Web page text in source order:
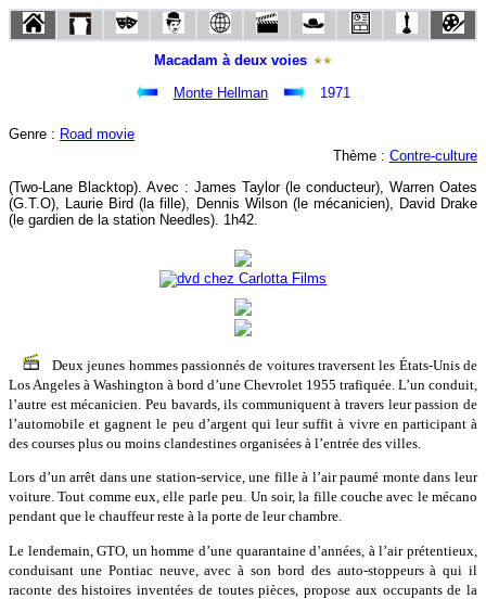
Macadam à deux voies
Monte Hellman
1971
Genre : Road movie
Thème : Contre-culture
(Two-Lane Blacktop). Avec : James Taylor (le conducteur), Warren Oates
(G.T.O), Laurie Bird (la fille), Dennis Wilson (le mécanicien), David Drake
(le gardien de la station Needles). 1h42.
Deux jeunes hommes passionnés de voitures traversent les États-Unis de
Los Angeles à Washington à bord d’une Chevrolet 1955 trafiquée. L’un conduit,
l’autre est mécanicien. Peu bavards, ils communiquent à travers leur passion de
l’automobile et gagnent le peu d’argent qui leur suffit à vivre en participant à
des courses plus ou moins clandestines organisées à l’entrée des villes.
Lors d’un arrêt dans une station-service, une fille à l’air paumé monte dans leur
voiture. Tout comme eux, elle parle peu. Un soir, la fille couche avec le mécano
pendant que le chauffeur reste à la porte de leur chambre.
Le lendemain, GTO, un homme d’une quarantaine d’années, à l’air prétentieux,
conduisant une Pontiac neuve, avec à son bord des auto-stoppeurs à qui il
raconte des histoires inventées de toutes pièces, propose aux occupants de la